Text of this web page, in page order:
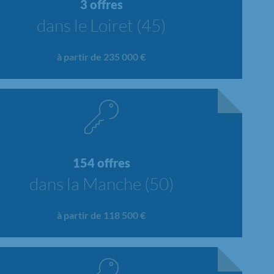
3 offres
dans le Loiret (45)
à partir de 235 000 €
154 offres
dans la Manche (50)
à partir de 118 500 €